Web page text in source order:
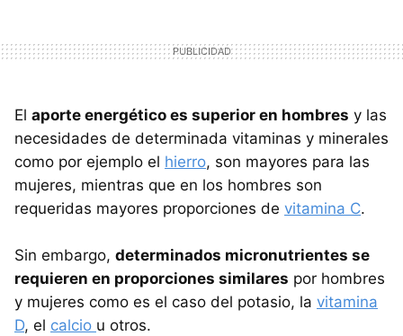
El aporte energético es superior en hombres y las
necesidades de determinada vitaminas y minerales
como por ejemplo el hierro, son mayores para las
mujeres, mientras que en los hombres son
requeridas mayores proporciones de vitamina C.
Sin embargo, determinados micronutrientes se
requieren en proporciones similares por hombres
y mujeres como es el caso del potasio, la vitamina
D, el calcio u otros.